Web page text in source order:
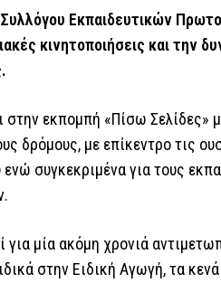
Εκπαιδευτικών
κινητοποιήσεις και την
εκπομπή «Πίσω Σελίδες»
δρόμους, με επίκεντρο τις
συγκεκριμένα για τους
για μία ακόμη χρονιά
στην Ειδική Αγωγή, τα